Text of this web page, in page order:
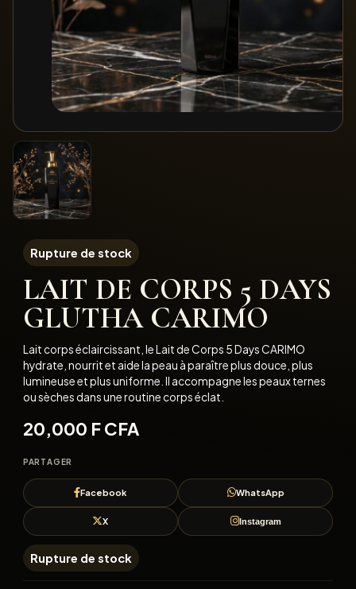
LAIT DE CORPS 5 DAYS
GLUTHA CARIMO
20,000 F CFA
Lait corps éclaircissant, le Lait de Corps 5 Days CARIMO
hydrate, nourrit et aide la peau à paraître plus douce, plus
lumineuse et plus uniforme. Il accompagne les peaux ternes
ou sèches dans une routine corps éclat.
Rupture de stock
PARTAGER
Facebook WhatsApp
X Instagram
Rupture de stock